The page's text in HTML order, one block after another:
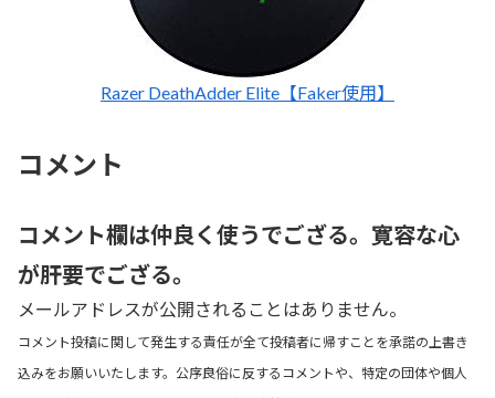
Razer DeathAdder Elite【Faker使用】
コメント
コメント欄は仲良く使うでござる。寛容な心
が肝要でござる。
メールアドレスが公開されることはありません。
コメント投稿に関して発生する責任が全て投稿者に帰すことを承諾の上書き
込みをお願いいたします。公序良俗に反するコメントや、特定の団体や個人